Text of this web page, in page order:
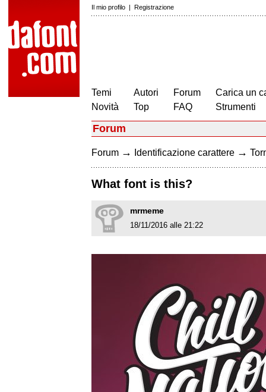
Il mio profilo | Registrazione
Temi
Novità
Autori
Top
Forum
FAQ
Carica un
Strumenti
Forum
Forum → Identificazione carattere →
What font is this?
mrmeme
18/11/2016 alle 21:22